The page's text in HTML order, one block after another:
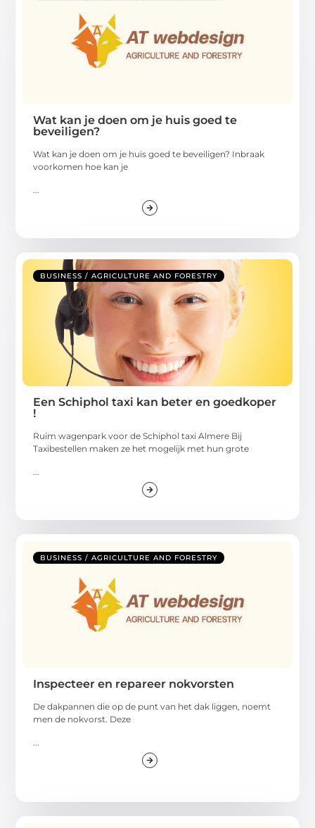
Wat kan je doen om je huis goed te
beveiligen?
Wat kan je doen om je huis goed te beveiligen? Inbraak
voorkomen hoe kan je
BUSINESS / AGRICULTURE AND FORESTRY
Een Schiphol taxi kan beter en goedkoper
!
Ruim wagenpark voor de Schiphol taxi Almere Bij
Taxibestellen maken ze het mogelijk met hun grote
BUSINESS / AGRICULTURE AND FORESTRY
Inspecteer en repareer nokvorsten
De dakpannen die op de punt van het dak liggen, noemt
men de nokvorst. Deze